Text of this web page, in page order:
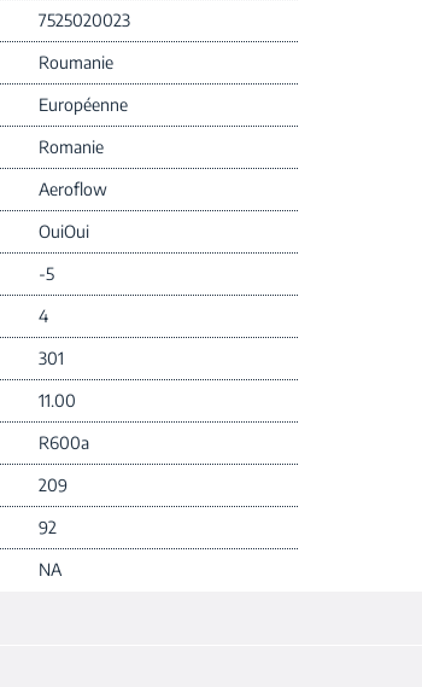
7525020023
Roumanie
Européenne
Romanie
Aeroflow
OuiOui
-5
4
301
11.00
R600a
209
92
NA